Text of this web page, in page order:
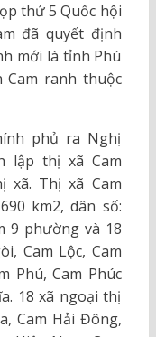
thứ 5 Quốc hội
đã quyết định
mới là tỉnh Phú
Cam ranh thuộc
phủ ra Nghị
lập thị xã Cam
xã. Thị xã Cam
km2, dân số:
9 phường và 18
Cam Lộc, Cam
Phú, Cam Phúc
18 xã ngoại thị
Cam Hải Đông,